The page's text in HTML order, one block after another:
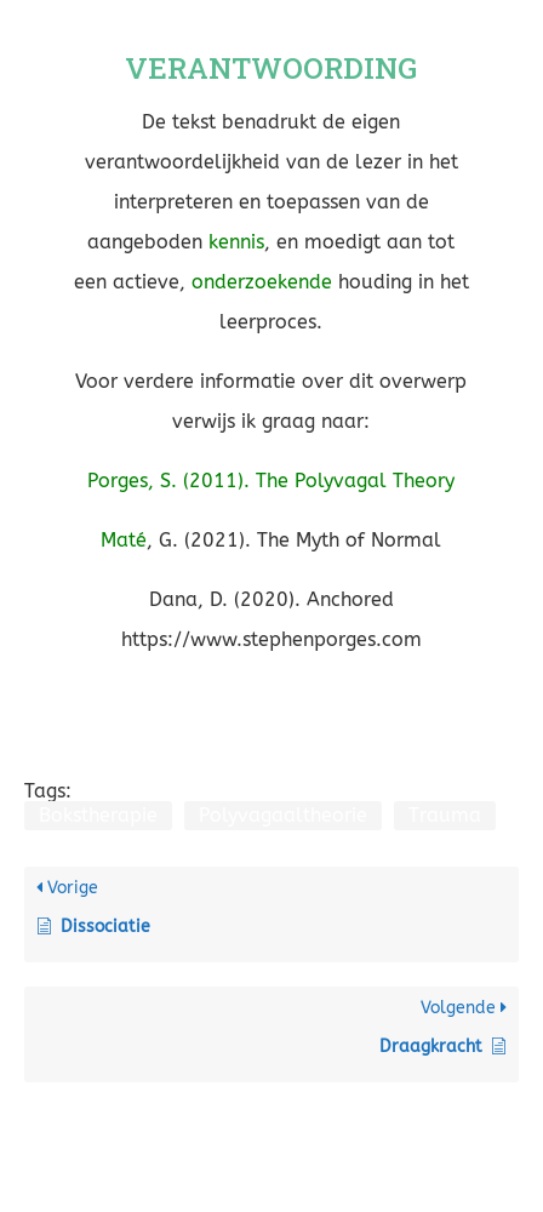
VERANTWOORDING
De tekst benadrukt de eigen
verantwoordelijkheid van de lezer in het
interpreteren en toepassen van de
aangeboden kennis, en moedigt aan tot
een actieve, onderzoekende houding in het
leerproces.
Voor verdere informatie over dit overwerp
verwijs ik graag naar:
Porges, S. (2011). The Polyvagal Theory
Maté, G. (2021). The Myth of Normal
Dana, D. (2020). Anchored
https://www.stephenporges.com
Tags:
Vorige
Dissociatie
Volgende
Draagkracht